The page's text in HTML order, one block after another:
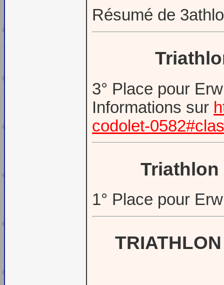
Résumé de
3° Place pour
Informations sur
codolet-
1° Place pour